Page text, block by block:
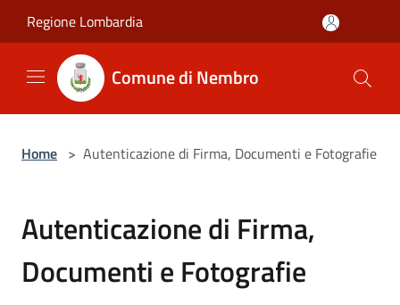
Regione Lombardia
Comune di Nembro
Home > Autenticazione di Firma, Documenti e Fotografie
Autenticazione di Firma,
Documenti e Fotografie